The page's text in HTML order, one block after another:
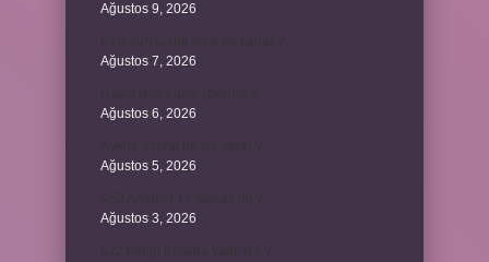
Ağustos 9, 2026
Ağustos 7, 2026
Ağustos 6, 2026
Ağustos 5, 2026
Ağustos 3, 2026